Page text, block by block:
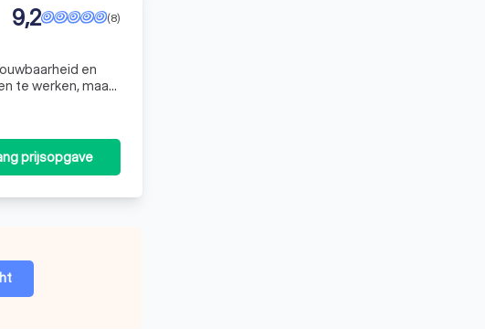
(8)
9,2
en
te werken, maar
prijsopgave